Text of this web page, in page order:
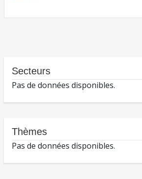
Secteurs
Pas de données disponibles.
Thèmes
Pas de données disponibles.